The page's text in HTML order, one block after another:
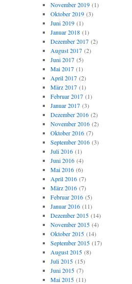
November 2019(1)
Oktober 2019(3)
Juni 2019(1)
Januar 2018(1)
Dezember 2017(2)
August 2017(2)
Juni 2017(5)
Mai 2017(1)
April 2017(2)
März 2017(1)
Februar 2017(1)
Januar 2017(3)
Dezember 2016(2)
November 2016(2)
Oktober 2016(7)
September 2016(3)
Juli 2016(1)
Juni 2016(4)
Mai 2016(6)
April 2016(7)
März 2016(7)
Februar 2016(5)
Januar 2016(11)
Dezember 2015(14)
November 2015(4)
Oktober 2015(14)
September 2015(17)
August 2015(8)
Juli 2015(15)
Juni 2015(7)
Mai 2015(11)